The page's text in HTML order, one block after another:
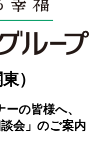
）
ーの皆様へ、
会」のご案内